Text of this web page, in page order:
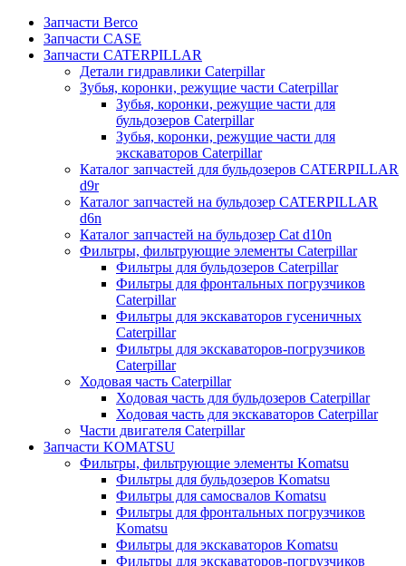
Запчасти Berco
Запчасти CASE
Запчасти CATERPILLAR
Детали гидравлики Caterpillar
Зубья, коронки, режущие части Caterpillar
Зубья, коронки, режущие части для
бульдозеров Caterpillar
Зубья, коронки, режущие части для
экскаваторов Caterpillar
Каталог запчастей для бульдозеров CATERPILLAR
d9r
Каталог запчастей на бульдозер CATERPILLAR
d6n
Каталог запчастей на бульдозер Сat d10n
Фильтры, фильтрующие элементы Caterpillar
Фильтры для бульдозеров Caterpillar
Фильтры для фронтальных погрузчиков
Caterpillar
Фильтры для экскаваторов гусеничных
Caterpillar
Фильтры для экскаваторов-погрузчиков
Caterpillar
Ходовая часть Caterpillar
Ходовая часть для бульдозеров Caterpillar
Ходовая часть для экскаваторов Caterpillar
Части двигателя Caterpillar
Запчасти KOMATSU
Фильтры, фильтрующие элементы Komatsu
Фильтры для бульдозеров Komatsu
Фильтры для самосвалов Komatsu
Фильтры для фронтальных погрузчиков
Komatsu
Фильтры для экскаваторов Komatsu
Фильтры для экскаваторов-погрузчиков